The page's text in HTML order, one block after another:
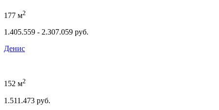
177 м2
1.405.559 - 2.307.059 руб.
Денис
152 м2
1.511.473 руб.